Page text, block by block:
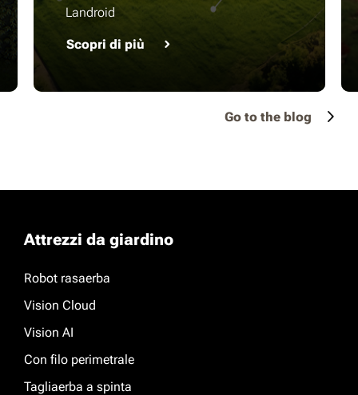
Landroid
Scopri di più
Go to the blog
Attrezzi da giardino
Robot rasaerba
Vision Cloud
Vision AI
Con filo perimetrale
Tagliaerba a spinta